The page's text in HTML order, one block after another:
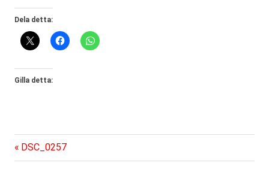
Dela detta:
Gilla detta:
Inläggsnavigering
Föregående
inlägg:
DSC_0257